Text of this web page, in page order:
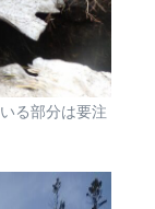
る部分は要注